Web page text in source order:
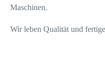
Maschinen.
Wir leben Qualität und